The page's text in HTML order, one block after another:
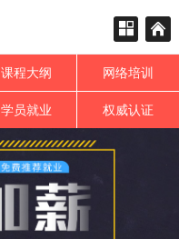
课程大纲 网络培训
学员就业 权威认证